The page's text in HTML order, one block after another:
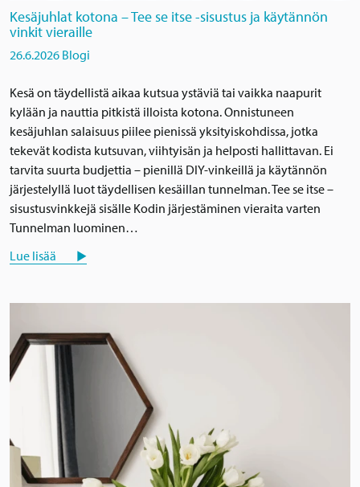
Kesäjuhlat kotona – Tee se itse -sisustus ja käytännön
vinkit vieraille
26.6.2026 Blogi
Kesä on täydellistä aikaa kutsua ystäviä tai vaikka naapurit
kylään ja nauttia pitkistä illoista kotona. Onnistuneen
kesäjuhlan salaisuus piilee pienissä yksityiskohdissa, jotka
tekevät kodista kutsuvan, viihtyisän ja helposti hallittavan. Ei
tarvita suurta budjettia – pienillä DIY-vinkeillä ja käytännön
järjestelyllä luot täydellisen kesäillan tunnelman. Tee se itse –
sisustusvinkkejä sisälle Kodin järjestäminen vieraita varten
Tunnelman luominen…
Lue lisää